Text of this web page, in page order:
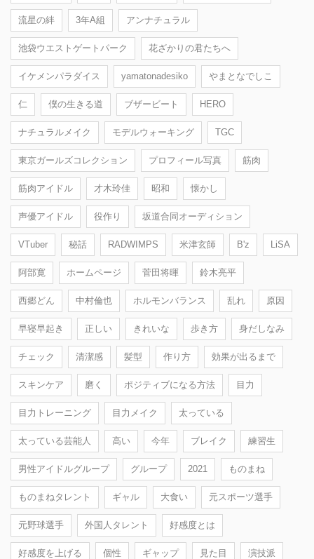
流星の絆 3年A組 アンナチュラル
池袋ウエストゲートパーク 花ざかりの君たちへ
イケメンパラダイス yamatonadesiko やまとなでしこ
仁 僕の生きる道 ブザービート HERO
ナチュラルメイク モデルウォーキング TGC
東京ガールズコレクション プロフィール写真 筋肉
筋肉アイドル 才木玲佳 昭和 懐かし
声優アイドル 役作り 坂道合同オーディション
VTuber 秘話 RADWIMPS 米津玄師 B'z LiSA
阿部寛 ホームページ 菅田将暉 鈴木亮平
西郷どん 中村倫也 ホルモンバランス 乱れ 原因
早寝早起き 正しい きれいな 歩き方 身だしなみ
チェック 清潔感 髪型 作り方 効果が出るまで
スキンケア 磨く ポジティブになる方法 目力
目力トレーニング 目力メイク 太っている
太っている芸能人 高い 今年 ブレイク 練習生
男性アイドルグループ グループ 2021 ものまね
ものまねタレント ギャル 大食い 元スポーツ選手
元野球選手 外国人タレント 好感度とは
好感度を上げる 個性 ギャップ 見た目 演技派